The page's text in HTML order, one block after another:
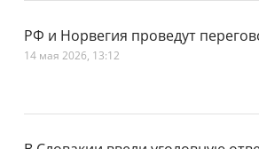
РФ и Норвегия проведут
14 мая 2026, 13:12